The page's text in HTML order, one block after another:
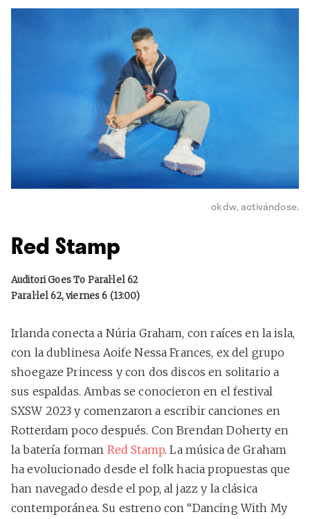
okdw, activándose.
Red Stamp
Auditori Goes To Paral·lel 62
Paral·lel 62, viernes 6 (13:00)
Irlanda conecta a Núria Graham, con raíces en la isla,
con la dublinesa Aoife Nessa Frances, ex del grupo
shoegaze Princess y con dos discos en solitario a
sus espaldas. Ambas se conocieron en el festival
SXSW 2023 y comenzaron a escribir canciones en
Rotterdam poco después. Con Brendan Doherty en
la batería forman Red Stamp. La música de Graham
ha evolucionado desde el folk hacia propuestas que
han navegado desde el pop, al jazz y la clásica
contemporánea. Su estreno con “Dancing With My